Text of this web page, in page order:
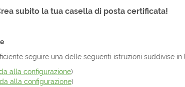
subito la tua casella di posta certificata!
seguire una delle seguenti istruzioni suddivise
alla configurazione)
alla configurazione)